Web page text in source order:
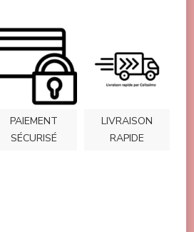
PAIEMENT
SÉCURISÉ
LIVRAISON
RAPIDE